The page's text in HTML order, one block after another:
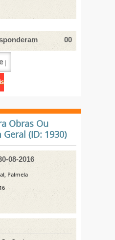
00
Obras Ou
(ID: 1930)
08-2016
Palmela